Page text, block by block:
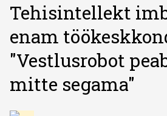
Tehisintellekt
enam
"Vestlusrobot
mitte segama"